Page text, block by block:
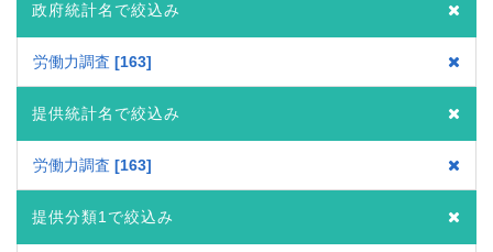
政府統計名で絞込み
労働力調査 163
提供統計名で絞込み
労働力調査 163
提供分類1で絞込み